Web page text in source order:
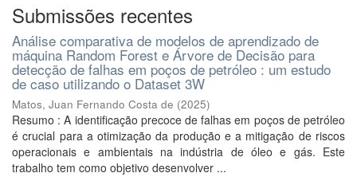
Submissões recentes
Análise comparativa de modelos de aprendizado de
máquina Random Forest e Árvore de Decisão para
detecção de falhas em poços de petróleo : um estudo
de caso utilizando o Dataset 3W
Matos, Juan Fernando Costa de (2025)
Resumo : A identificação precoce de falhas em poços de petróleo
é crucial para a otimização da produção e a mitigação de riscos
operacionais e ambientais na indústria de óleo e gás. Este
trabalho tem como objetivo desenvolver ...